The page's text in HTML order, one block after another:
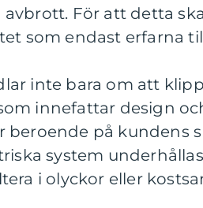
avbrott. För att detta
som endast erfarna
inte bara om att
innefattar design
beroende på kundens
system
i olyckor eller